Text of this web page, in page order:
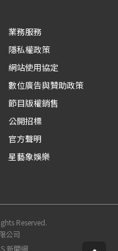
業務服務
隱私權政策
網站使用協定
數位廣告與贊助政策
節目版權銷售
公開招標
官方聲明
星藝象娛樂
Reserved.
公司
新聞網